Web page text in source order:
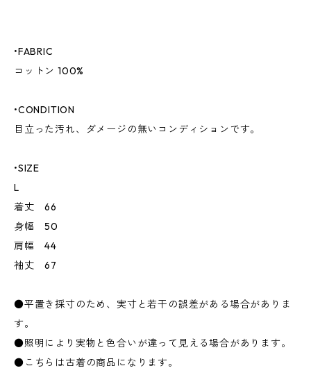
•FABRIC
コットン 100%
•CONDITION
目立った汚れ、ダメージの無いコンディションです。
•SIZE
L
着丈 66
身幅 50
肩幅 44
袖丈 67
●平置き採寸のため、実寸と若干の誤差がある場合がありま
す。
●照明により実物と色合いが違って見える場合があります。
●こちらは古着の商品になります。